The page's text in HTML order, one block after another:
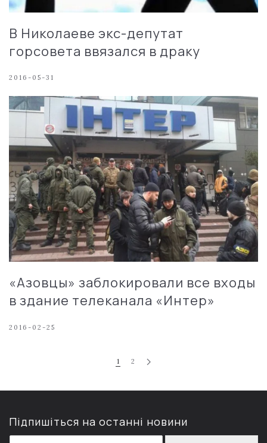
В Николаеве экс-депутат
горсовета ввязался в драку
2016-05-31
«Азовцы» заблокировали все входы
в здание телеканала «Интер»
2016-02-25
1 2
Підпишіться на останні новини